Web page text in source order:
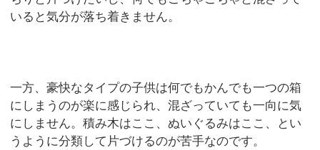
いると気分が落ち着きません。
一方、豪快なタイプの子供は何でもかんでも一つの箱
にしまうのが楽に感じられ、混ざっていても一向に気
にしません。積み木はここ、ぬいぐるみはここ、とい
うように分類して片づけるのが苦手なのです。